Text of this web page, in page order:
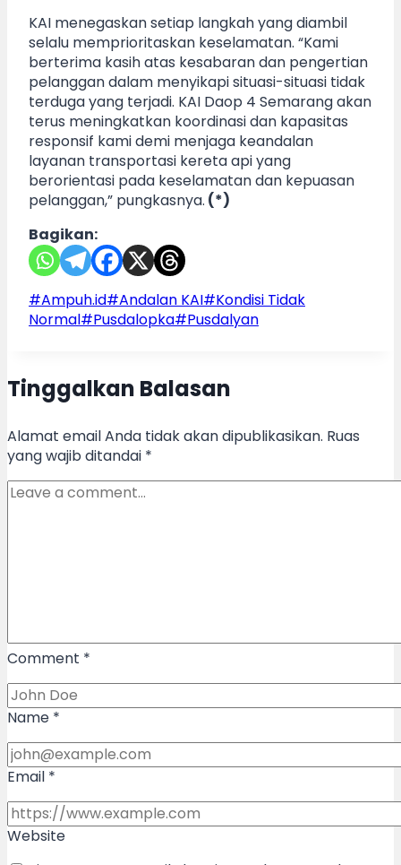
KAI menegaskan setiap langkah yang diambil
selalu memprioritaskan keselamatan. “Kami
berterima kasih atas kesabaran dan pengertian
pelanggan dalam menyikapi situasi-situasi tidak
terduga yang terjadi. KAI Daop 4 Semarang akan
terus meningkatkan koordinasi dan kapasitas
responsif kami demi menjaga keandalan
layanan transportasi kereta api yang
berorientasi pada keselamatan dan kepuasan
pelanggan,” pungkasnya. (*)
Bagikan:
Post
Tags:
#Ampuh.id#Andalan KAI#Kondisi Tidak
Normal#Pusdalopka#Pusdalyan
Tinggalkan Balasan
Alamat email Anda tidak akan dipublikasikan. Ruas
yang wajib ditandai *
Comment *
Name *
Email *
Website